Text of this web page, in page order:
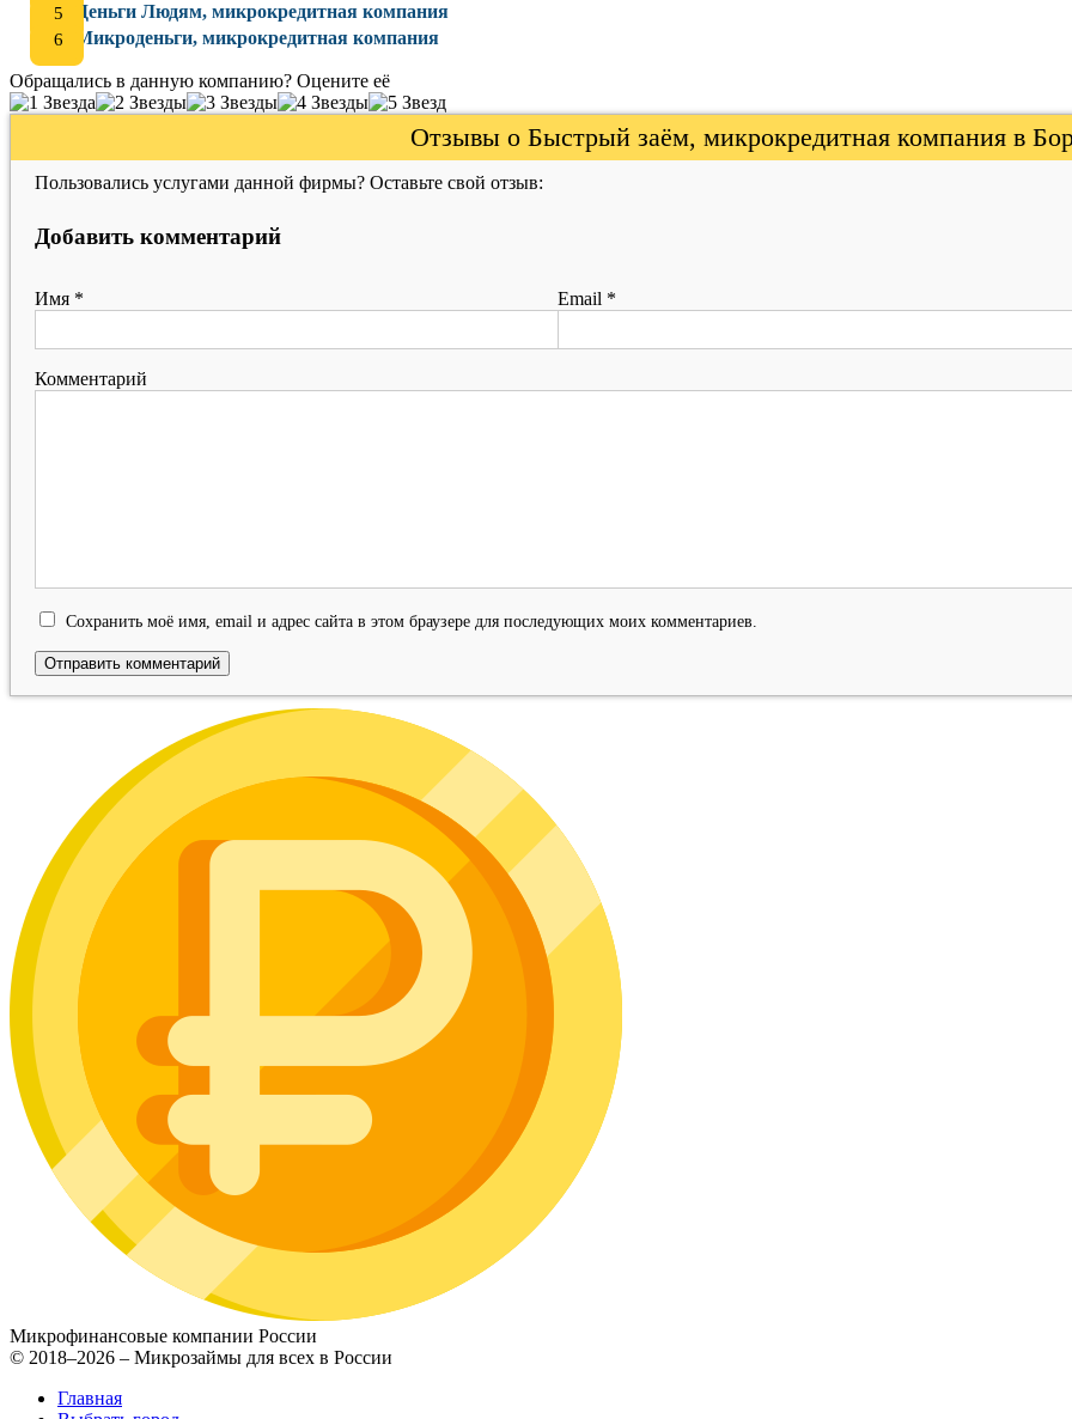
Деньги Людям, микрокредитная компания
Микроденьги, микрокредитная компания
Обращались в данную компанию? Оцените её
Отзывы о Быстрый заём, микрокредитная компания в
Пользовались услугами данной фирмы? Оставьте свой отзыв:
Добавить комментарий
Имя * Email *
Комментарий
Сохранить моё имя, email и адрес сайта в этом браузере для последующих моих комментариев.
Микрофинансовые компании России
© 2018–2026 – Микрозаймы для всех в России
Главная